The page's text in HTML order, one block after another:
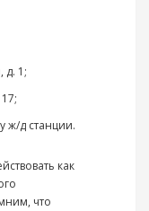
д. 1;
ж/д станции.
как
что